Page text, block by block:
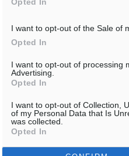
I want to opt-out of the Sale of
Opted In
I want to opt-out of processing
Advertising.
Opted In
I want to opt-out of Collection,
of my Personal Data that Is
was collected.
Opted In